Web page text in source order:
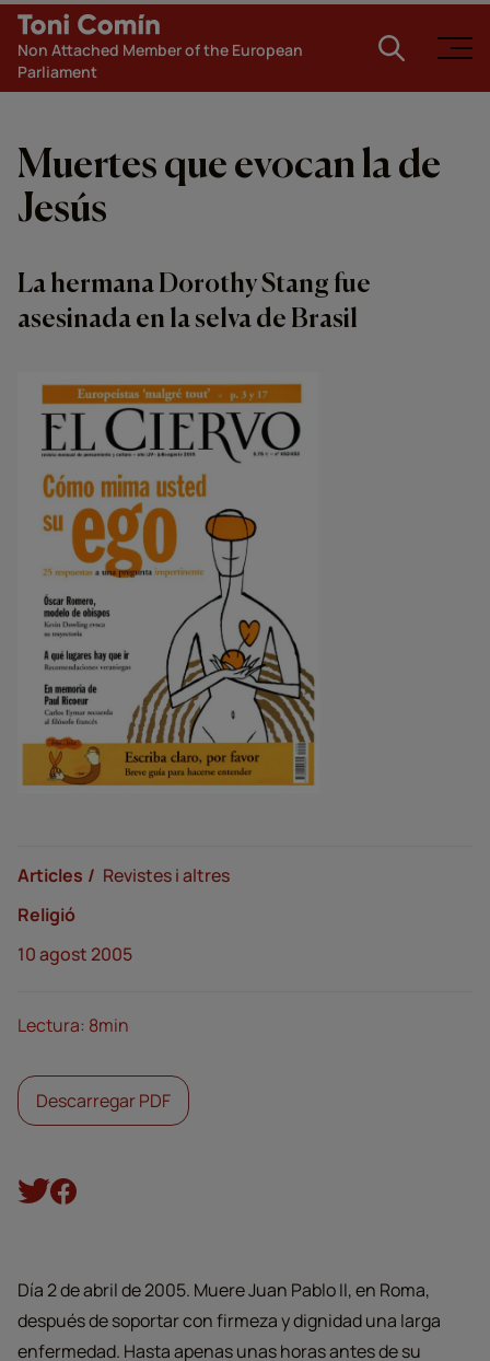
Non Attached Member of the European
Parliament
Día 2 de abril de 2005. Muere Juan Pablo II, en Roma,
después de soportar con firmeza y dignidad una larga
enfermedad. Hasta apenas unas horas antes de su
Muertes que evocan la de
Jesús
La hermana Dorothy Stang fue
asesinada en la selva de Brasil
Articles
Revistes i altres
Religió
10 agost 2005
Lectura: 8min
Descarregar PDF